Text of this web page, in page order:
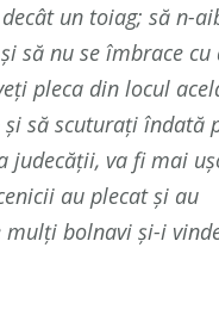
un toiag; să n-
să nu se îmbrace cu
pleca din locul
să scuturaţi îndată
judecăţii, va fi mai
au plecat şi au
bolnavi şi-i